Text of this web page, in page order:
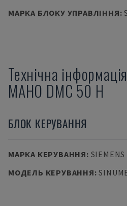
МАРКА БЛОКУ УПРАВЛІННЯ:
Технічна інформація
MAHO DMC 50 H
БЛОК КЕРУВАННЯ
МАРКА КЕРУВАННЯ: SIEMENS
МОДЕЛЬ КЕРУВАННЯ: